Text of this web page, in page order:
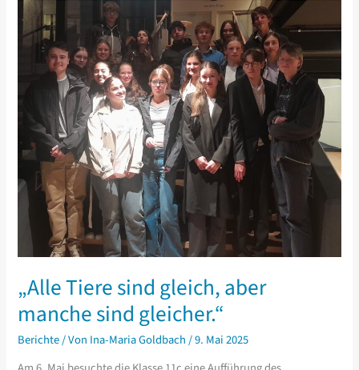
die
Welt
bedeuten
„Alle Tiere sind gleich, aber
manche sind gleicher.“
Berichte/ Von Ina-Maria Goldbach/9. Mai 2025